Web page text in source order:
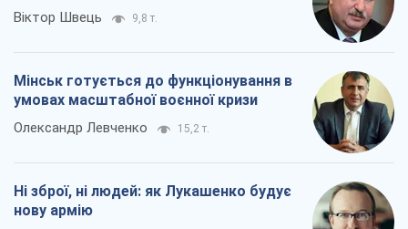
Віктор Швець 9,8 т.
Мінськ готується до функціонування в
умовах масштабної воєнної кризи
Олександр Левченко 15,2 т.
Ні зброї, ні людей: як Лукашенко будує
нову армію